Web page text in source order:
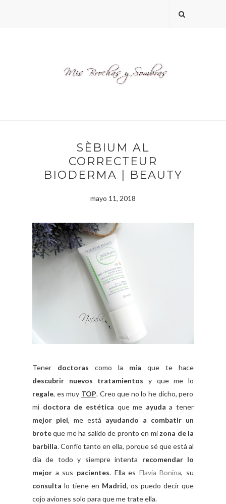
SÈBIUM AL
CORRECTEUR
BIODERMA | BEAUTY
mayo 11, 2018
Tener doctoras como la mía que te hace
descubrir nuevos tratamientos y que me lo
regale, es muy TOP. Creo que no lo he dicho, pero
mi doctora de estética que me ayuda a tener
mejor piel, me está ayudando a combatir un
broteque me ha salido de pronto en mizona de la
barbilla. Confío tanto en ella, porque sé que está al
día de todo y siempre intenta recomendar lo
mejor a sus pacientes. Ella es Flavia Bonina, su
consulta lo tiene en Madrid, os puedo decir que
cojo aviones solo para que me trate ella.